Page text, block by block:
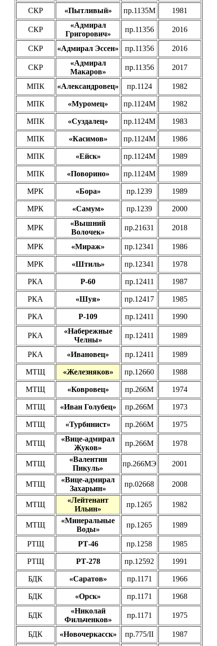
СКР «Пытливый» пр.1135М 1981
СКР
«Адмирал
Григорович»
пр.11356 2016
СКР «Адмирал Эссен» пр.11356 2016
СКР
«Адмирал
Макаров»
пр.11356 2017
МПК «Александровец» пр.1124 1982
МПК «Муромец» пр.1124М 1982
МПК «Суздалец» пр.1124М 1983
МПК «Касимов» пр.1124М 1986
МПК «Ейск» пр.1124М 1989
МПК «Поворино» пр.1124М 1989
МРК «Бора» пр.1239 1989
МРК «Самум» пр.1239 2000
МРК
«Вышний
Волочек»
пр.21631 2018
МРК «Мираж» пр.12341 1986
МРК «Штиль» пр.12341 1978
РКА Р-60 пр.12411 1987
РКА «Шуя» пр.12417 1985
РКА Р-109 пр.12411 1990
РКА
«Набережные
Челны»
пр.12411 1989
РКА «Ивановец» пр.12411 1989
МТЩ «Железняков» пр.12660 1988
МТЩ «Ковровец» пр.266М 1974
МТЩ «Иван Голубец» пр.266М 1973
МТЩ «Турбинист» пр.266М 1975
МТЩ
«Вице-адмирал
Жуков»
пр.266М 1978
МТЩ
«Валентин
Пикуль»
пр.266МЭ 2001
МТЩ
«Вице-адмирал
Захарьин»
пр.02668 2008
МТЩ
«Лейтенант
Ильин»
пр.1265 1982
МТЩ
«Минеральные
Воды»
пр.1265 1989
РТЩ РТ-46 пр.1258 1985
РТЩ РТ-278 пр.12592 1991
БДК «Саратов» пр.1171 1966
БДК «Орск» пр.1171 1968
БДК
«Николай
Фильченков»
пр.1171 1975
БДК «Новочеркасск» пр.775/II 1987